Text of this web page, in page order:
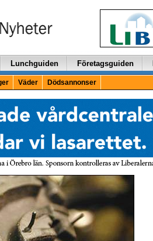
Lunchguiden Företagsguiden
Väder Dödsannonser